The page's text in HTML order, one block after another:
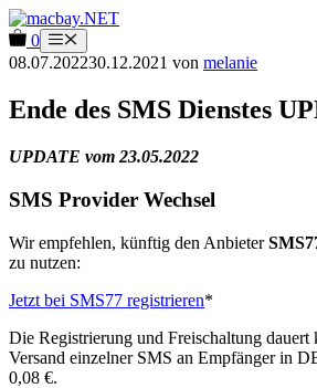
Zum
Inhalt
springen
0 Menü
08.07.202230.12.2021 von melanie
Ende des SMS Dienstes
UPDATE vom 23.05.2022
SMS Provider Wechsel
Wir empfehlen, künftig den Anbieter
zu nutzen:
Jetzt bei SMS77 registrieren*
Die Registrierung und Freischaltung
Versand einzelner SMS an Empfänger in
0,08 €.